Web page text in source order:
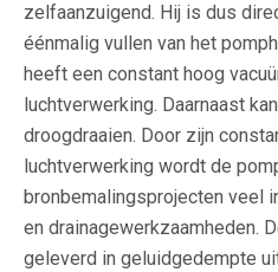
zelfaanzuigend. Hij is dus
éénmalig vullen van het
heeft een constant hoog
luchtverwerking. Daarnaast
droogdraaien. Door zijn
luchtverwerking wordt de
bronbemalingsprojecten veel
en drainagewerkzaamheden.
geleverd in geluidgedempte